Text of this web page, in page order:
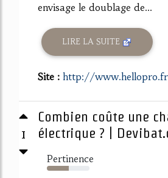
envisage le doublage de...
LIRE LA SUITE
Site : http://www.hellopro.fr
1
Combien coûte une
électrique ? |
Pertinence
52%